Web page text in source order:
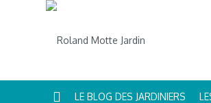
LE BLOG DES JARDINIERS